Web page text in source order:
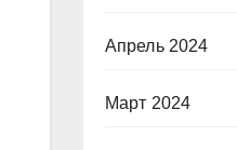
Апрель 2024
Март 2024